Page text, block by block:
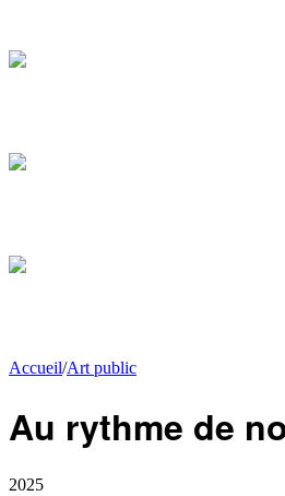
Accueil/Art public
Au rythme de
2025